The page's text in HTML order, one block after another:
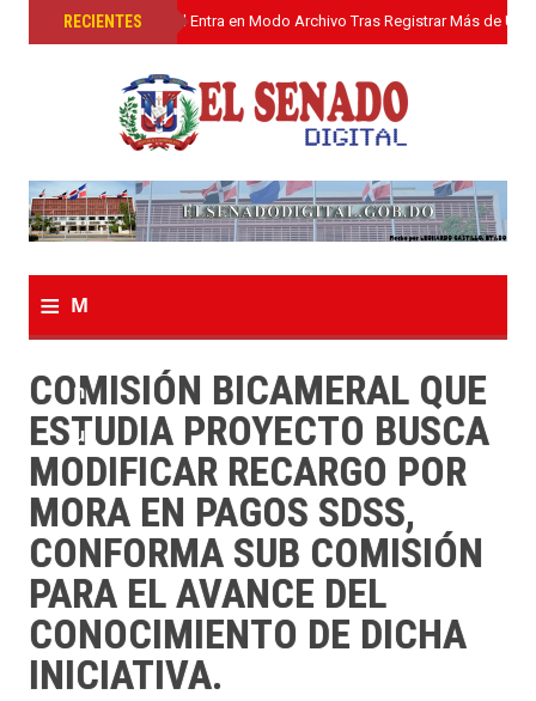
RECIENTES
»El Senado Digital Entra en Modo Archivo Tras Registrar Más de Un
≡ M
e
n
u
COMISIÓN BICAMERAL QUE
ESTUDIA PROYECTO BUSCA
MODIFICAR RECARGO POR
MORA EN PAGOS SDSS,
CONFORMA SUB COMISIÓN
PARA EL AVANCE DEL
CONOCIMIENTO DE DICHA
INICIATIVA.